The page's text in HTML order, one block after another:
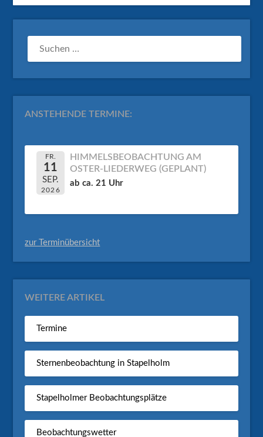
SUCHEN
NACH:
ANSTEHENDE TERMINE:
FR.
11
SEP.
2026
HIMMELSBEOBACHTUNG AM
OSTER-LIEDERWEG (GEPLANT)
ab ca. 21 Uhr
zur Terminübersicht
WEITERE ARTIKEL
Termine
Sternenbeobachtung in Stapelholm
Stapelholmer Beobachtungsplätze
Beobachtungswetter